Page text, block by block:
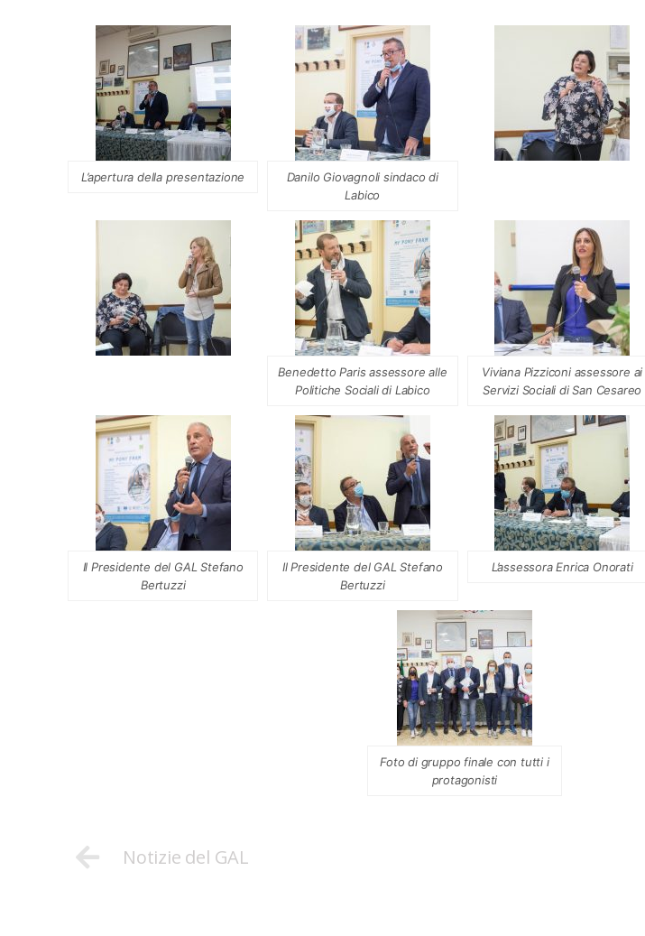
L’apertura della presentazione
Danilo Giovagnoli sindaco di
Labico
Benedetto Paris assessore alle
Politiche Sociali di Labico
Viviana Pizziconi assessore ai
Servizi Sociali di San Cesareo
Il Presidente del GAL Stefano
Bertuzzi
Il Presidente del GAL Stefano
Bertuzzi
L’assessora Enrica Onorati
Foto di gruppo finale con tutti i
protagonisti
Notizie del GAL